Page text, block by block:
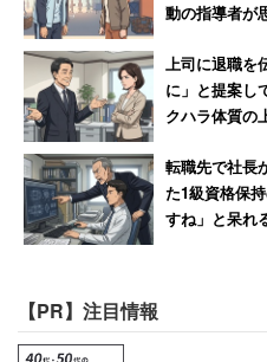
動の指導者が
上司に退職を
に」と提案し
クハラ体質の
転職先で社長
た1級資格保
すね」と呆れ
【PR】注目情報